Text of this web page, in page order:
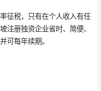
征税，只有在个人收入有任
注册独资企业省时、简便、
可每年续期。